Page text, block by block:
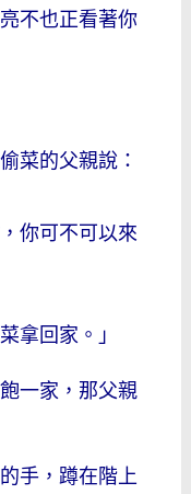
不也正看著你
菜的父親說：
你可不可以來
拿回家。」
一家，那父親
手，蹲在階上